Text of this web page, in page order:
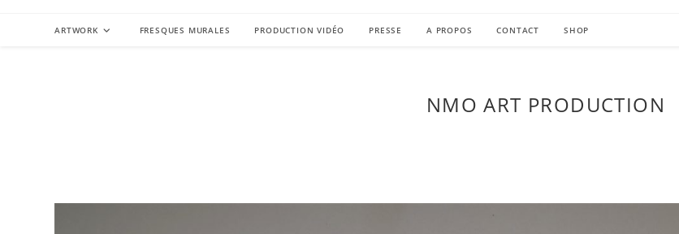
ARTWORK FRESQUES MURALES PRODUCTION VIDÉO PRESSE A PROPOS CONTACT SHOP
NMO ART PRODUCTION